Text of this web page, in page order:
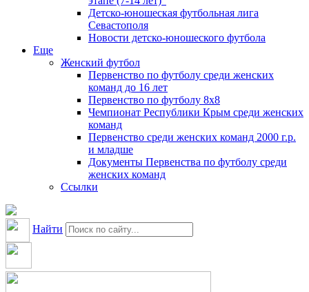
Детско-юношеская футбольная лига
Севастополя
Новости детско-юношеского футбола
Еще
Женский футбол
Первенство по футболу среди женских
команд до 16 лет
Первенство по футболу 8х8
Чемпионат Республики Крым среди женских
команд
Первенство среди женских команд 2000 г.р.
и младше
Документы Первенства по футболу среди
женских команд
Ссылки
Найти